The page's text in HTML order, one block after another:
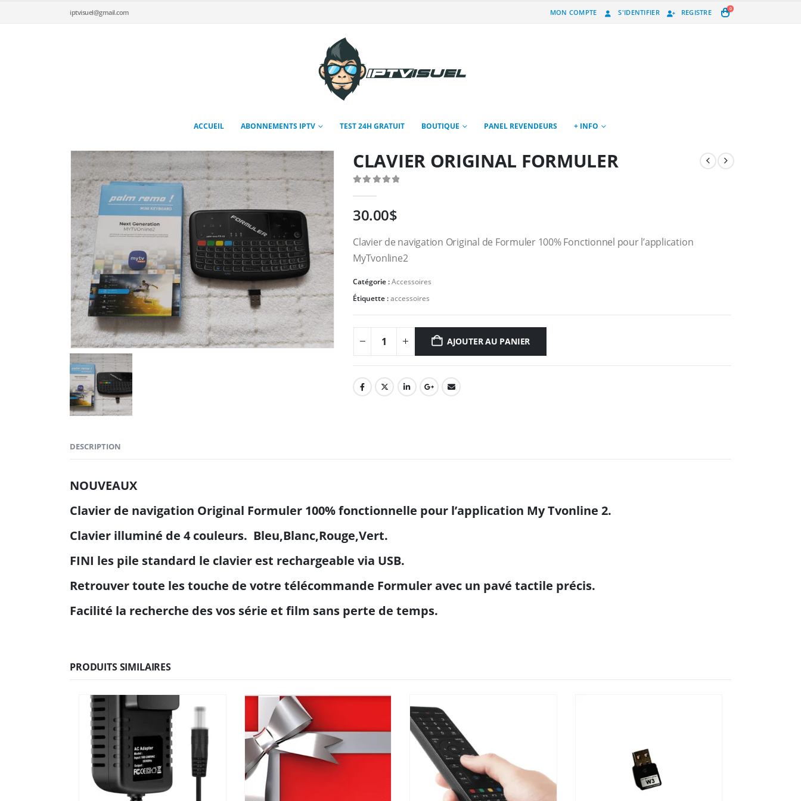
iptvisuel@gmail.com MON COMPTE S'IDENTIFIER REGISTRE 0
ACCUEIL ABONNEMENTS IPTV TEST 24H GRATUIT BOUTIQUE PANEL REVENDEURS + INFO
CLAVIER ORIGINAL FORMULER
30.00$
Clavier de navigation Original de Formuler 100% Fonctionnel pour l’application
MyTvonline2
Catégorie :Accessoires
Étiquette :accessoires
AJOUTER AU PANIER
DESCRIPTION
NOUVEAUX
Clavier de navigation Original Formuler 100% fonctionnelle pour l’application My Tvonline 2.
Clavier illuminé de 4 couleurs. Bleu,Blanc,Rouge,Vert.
FINI les pile standard le clavier est rechargeable via USB.
Retrouver toute les touche de votre télécommande Formuler avec un pavé tactile précis.
Facilité la recherche des vos série et film sans perte de temps.
PRODUITS SIMILAIRES